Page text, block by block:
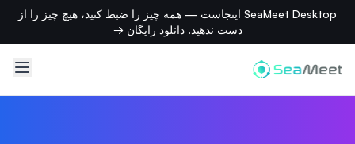
SeaMeet Desktop اینجاست — همه چیز را ضبط کنید، هیچ چیز را از
دست ندهید. دانلود رایگان →